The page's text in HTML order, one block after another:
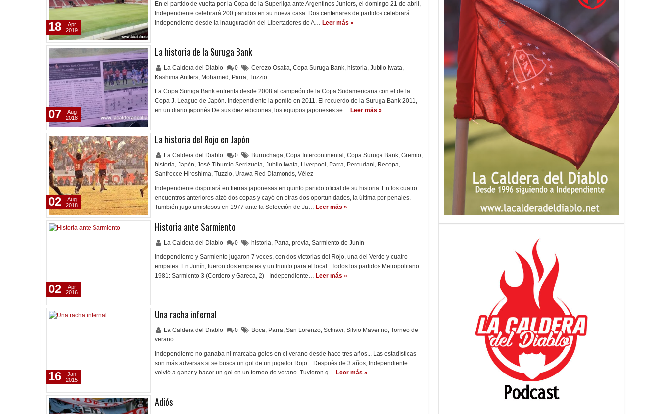
En el partido de vuelta por la Copa de la Superliga ante Argentinos Juniors, el domingo 21 de abril,
Independiente celebrará 200 partidos en su nueva casa. Dos centenares de partidos celebrará
Independiente desde la inauguración del Libertadores de A… Leer más »
18
Apr
2019
La historia de la Suruga Bank
La Caldera del Diablo 0 Cerezo Osaka, Copa Suruga Bank, historia, Jubilo Iwata,
Kashima Antlers, Mohamed , Parra, Tuzzio
La Copa Suruga Bank enfrenta desde 2008 al campeón de la Copa Sudamericana con el de la
Copa J. League de Japón. Independiente la perdió en 2011. El recuerdo de la Suruga Bank 2011,
en un diario japonés De sus diez ediciones, los equipos japoneses se… Leer más »
07
Aug
2018
La historia del Rojo en Japón
La Caldera del Diablo 0 Burruchaga, Copa Intercontinental , Copa Suruga Bank, Gremio,
historia, Japón, José Tiburcio Serrizuela, Jubilo Iwata, Liverpool , Parra, Percudani, Recopa,
Sanfrecce Hiroshima, Tuzzio, Urawa Red Diamonds, Vélez
Independiente disputará en tierras japonesas en quinto partido oficial de su historia. En los cuatro
encuentros anteriores alzó dos copas y cayó en otras dos oportunidades, la última por penales.
También jugó amistosos en 1977 ante la Selección de Ja… Leer más »
02
Aug
2018
Historia ante Sarmiento
La Caldera del Diablo 0 historia, Parra, previa, Sarmiento de Junín
Independiente y Sarmiento jugaron 7 veces, con dos victorias del Rojo, una del Verde y cuatro
empates. En Junín, fueron dos empates y un triunfo para el local. Todos los partidos Metropolitano
1981: Sarmiento 3 (Cordero y Gareca, 2) - Independiente… Leer más »
02
Apr
2016
Una racha infernal
La Caldera del Diablo 0 Boca, Parra, San Lorenzo, Schiavi, Silvio Maverino, Torneo de
verano
Independiente no ganaba ni marcaba goles en el verano desde hace tres años... Las estadísticas
son más adversas si se busca un gol de un jugador Rojo... Después de 3 años, Independiente
volvió a ganar y hacer un gol en un torneo de verano. Tuvieron q… Leer más »
16
Jan
2015
Adiós